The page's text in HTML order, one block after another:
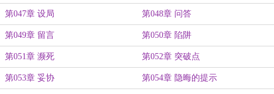
第047章 设局 第048章 问答
第049章 留言 第050章 陷阱
第051章 濒死 第052章 突破点
第053章 妥协 第054章 隐晦的提示